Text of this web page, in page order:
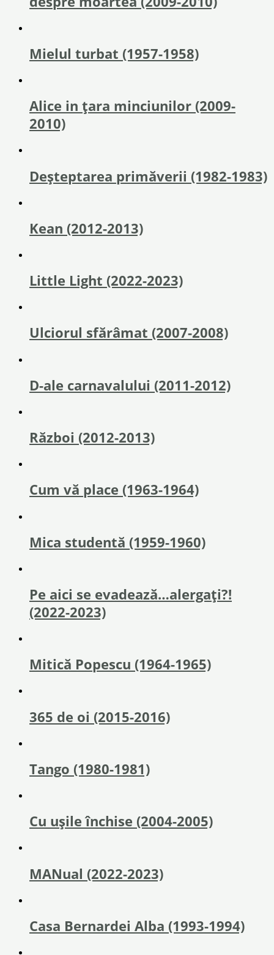
Mielul turbat (1957-1958)
Alice in ţara minciunilor (2009-
2010)
Deșteptarea primăverii (1982-1983)
Kean (2012-2013)
Little Light (2022-2023)
Ulciorul sfărâmat (2007-2008)
D-ale carnavalului (2011-2012)
Război (2012-2013)
Cum vă place (1963-1964)
Mica studentă (1959-1960)
Pe aici se evadează…alergați?!
(2022-2023)
Mitică Popescu (1964-1965)
365 de oi (2015-2016)
Tango (1980-1981)
Cu ușile închise (2004-2005)
MANual (2022-2023)
Casa Bernardei Alba (1993-1994)